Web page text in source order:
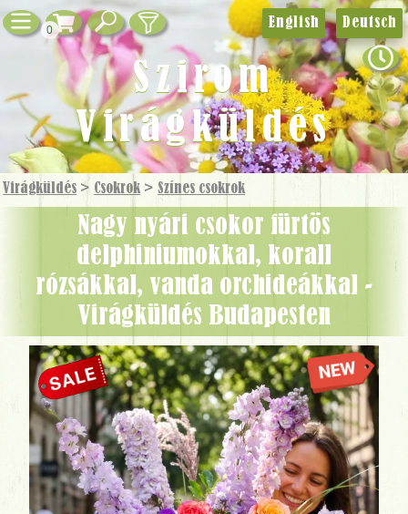
0
Virágküldés > Csokrok >Színes csokrok
Nagy nyári csokor fürtös
delphiniumokkal, korall
rózsákkal, vanda orchideákkal -
Virágküldés Budapesten
English Deutsch
Szirom
Virágküldés